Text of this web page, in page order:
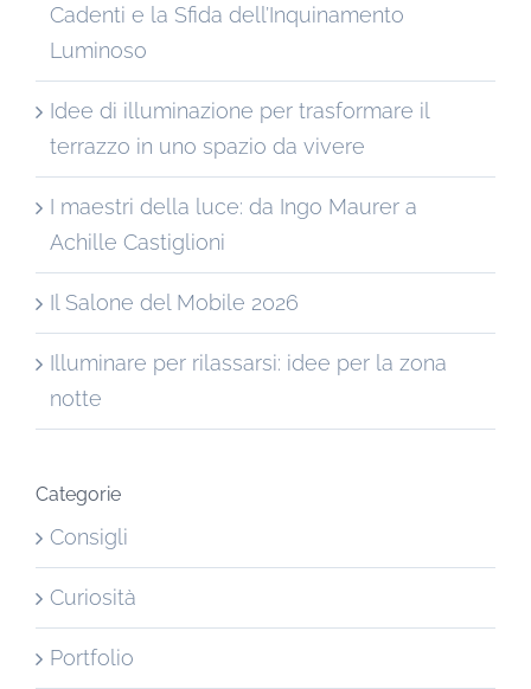
Cadenti e la Sfida dell’Inquinamento
Luminoso
Idee di illuminazione per trasformare il
terrazzo in uno spazio da vivere
I maestri della luce: da Ingo Maurer a
Achille Castiglioni
Il Salone del Mobile 2026
Illuminare per rilassarsi: idee per la zona
notte
Categorie
Consigli
Curiosità
Portfolio